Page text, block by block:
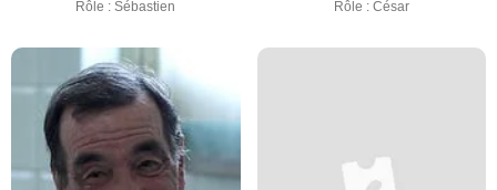
Rôle : Sébastien Rôle : César